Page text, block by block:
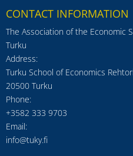
CONTACT INFORMATION
The Association of the Economic
Turku
Address:
Turku School of Economics
20500 Turku
Phone:
+3582 333 9703
Email:
info@tuky.fi